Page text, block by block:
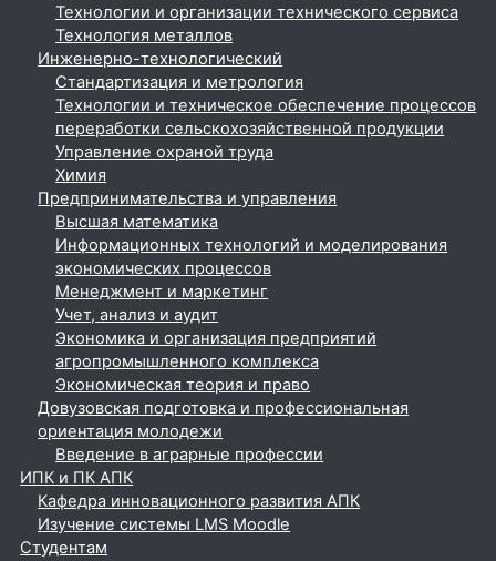
Технологии и организации технического сервиса
Технология металлов
Инженерно-технологический
Стандартизация и метрология
Технологии и техническое обеспечение процессов
переработки сельскохозяйственной продукции
Управление охраной труда
Химия
Предпринимательства и управления
Высшая математика
Информационных технологий и моделирования
экономических процессов
Менеджмент и маркетинг
Учет, анализ и аудит
Экономика и организация предприятий
агропромышленного комплекса
Экономическая теория и право
Довузовская подготовка и профессиональная
ориентация молодежи
Введение в аграрные профессии
ИПК и ПК АПК
Кафедра инновационного развития АПК
Изучение системы LMS Moodle
Студентам